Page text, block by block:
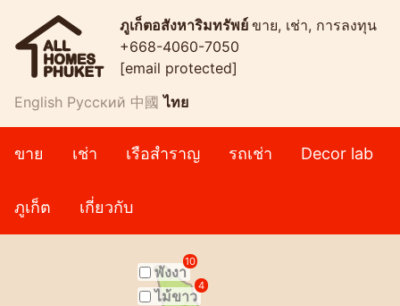
ภูเก็ตอสังหาริมทรัพย์ ขาย, เช่า, การลงทุน
+668-4060-7050
[email protected]
English Русский 中國 ไทย
ขาย เช่า เรือสำราญ รถเช่า Decor lab
ภูเก็ต เกี่ยวกับ
พังงา
10
ไม้ขาว
4